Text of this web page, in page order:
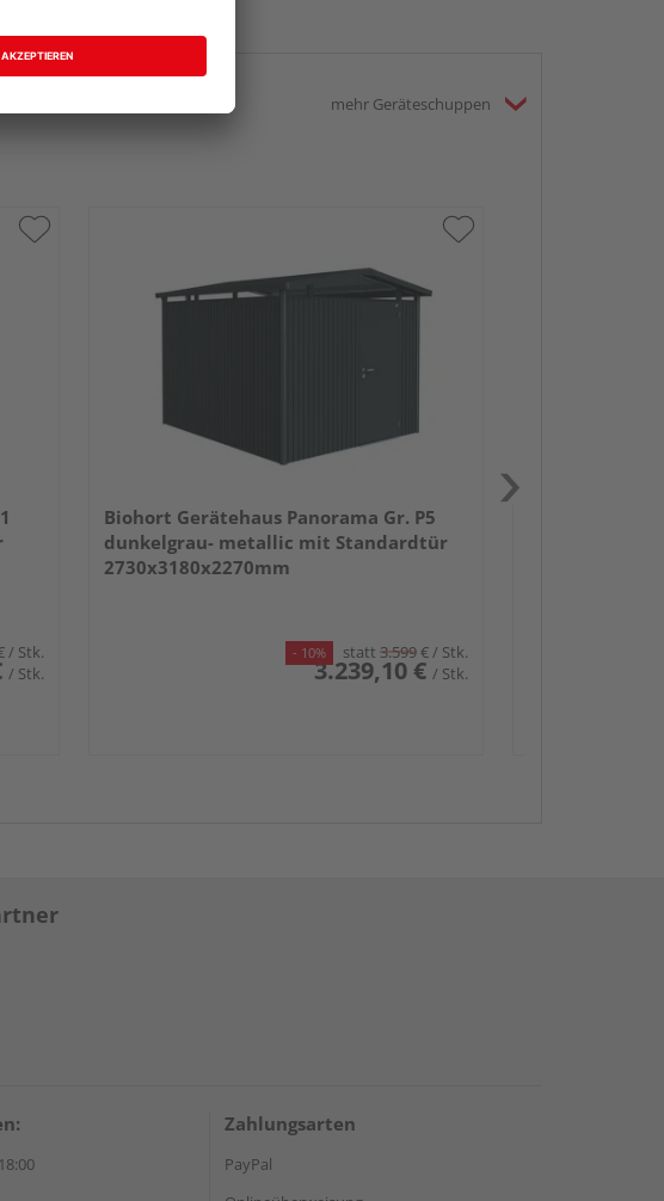
mehr Geräteschuppen
/ Stk.
/ Stk.
Biohort Gerätehaus Panorama Gr. P5
dunkelgrau- metallic mit Standardtür
2730x3180x2270mm
- 10% statt 3.599€ / Stk.
3.239,10 € / Stk.
Zahlungsarten
PayPal